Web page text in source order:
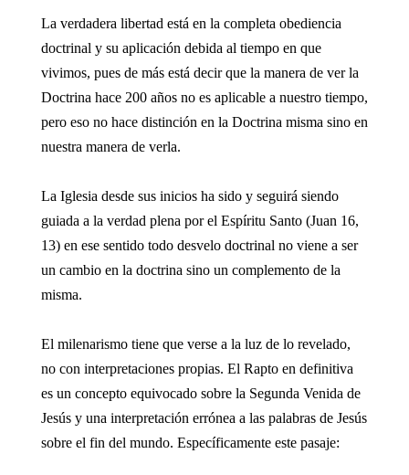
La verdadera libertad está en la completa obediencia
doctrinal y su aplicación debida al tiempo en que
vivimos, pues de más está decir que la manera de ver la
Doctrina hace 200 años no es aplicable a nuestro tiempo,
pero eso no hace distinción en la Doctrina misma sino en
nuestra manera de verla.
La Iglesia desde sus inicios ha sido y seguirá siendo
guiada a la verdad plena por el Espíritu Santo (Juan 16,
13) en ese sentido todo desvelo doctrinal no viene a ser
un cambio en la doctrina sino un complemento de la
misma.
El milenarismo tiene que verse a la luz de lo revelado,
no con interpretaciones propias. El Rapto en definitiva
es un concepto equivocado sobre la Segunda Venida de
Jesús y una interpretación errónea a las palabras de Jesús
sobre el fin del mundo. Específicamente este pasaje: